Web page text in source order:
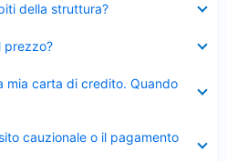
della struttura?
prezzo?
mia carta di credito. Quando
cauzionale o il pagamento